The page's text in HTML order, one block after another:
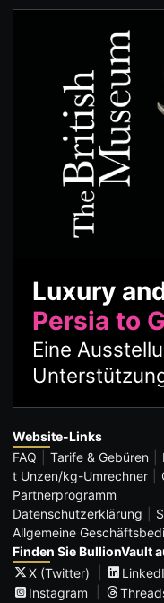
Luxury
Persia to
Eine
Website-Links
FAQ
Tarife & Gebüren
t Unzen/kg-Umrechner
Partnerprogramm
Datenschutzerklärung
Allgemeine
Finden Sie BullionVault
X (Twitter)
Instagram